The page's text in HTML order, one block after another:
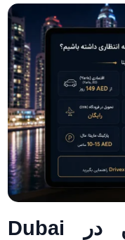
قیمت اجاره ماشین در Dubai